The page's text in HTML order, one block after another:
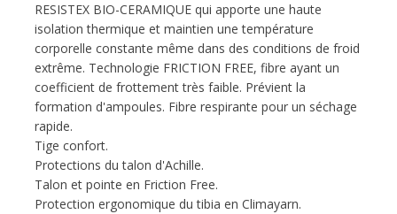
RESISTEX BIO-CERAMIQUE qui apporte une haute
isolation thermique et maintien une température
corporelle constante même dans des conditions de froid
extrême. Technologie FRICTION FREE, fibre ayant un
coefficient de frottement très faible. Prévient la
formation d'ampoules. Fibre respirante pour un séchage
rapide.
Tige confort.
Protections du talon d'Achille.
Talon et pointe en Friction Free.
Protection ergonomique du tibia en Climayarn.